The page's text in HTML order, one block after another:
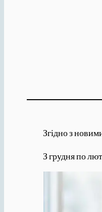
Згідно з
З грудня по